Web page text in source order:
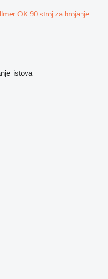
OK 90 stroj za brojanje
listova